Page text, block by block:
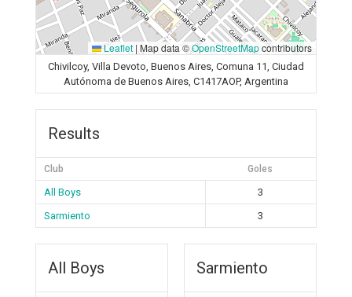
Leaflet | Map data ©OpenStreetMapcontributors
Chivilcoy, Villa Devoto, Buenos Aires, Comuna 11, Ciudad
Autónoma de Buenos Aires, C1417AOP, Argentina
Results
Club Goles
All Boys
3
Sarmiento
3
All Boys Sarmiento